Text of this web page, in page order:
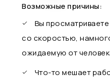
Возможные причины:
Вы
со скоростью,
ожидаемую от
Что-то мешает